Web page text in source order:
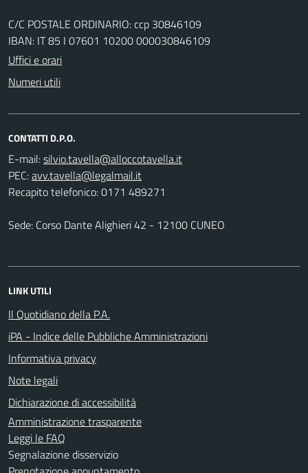
C/C POSTALE ORDINARIO: ccp 30846109
IBAN: IT 85 I 07601 10200 000030846109
Uffici e orari
Numeri utili
CONTATTI D.P.O.
E-mail:
PEC:
Recapito telefonico: 0171 489271
Sede: Corso Dante Alighieri 42 - 12100 CUNEO
LINK UTILI
Il Quotidiano della P.A.
iPA - Indice delle Pubbliche Amministrazioni
Informativa privacy
Note legali
Dichiarazione di accessibilità
Amministrazione trasparente
Leggi le FAQ
Segnalazione disservizio